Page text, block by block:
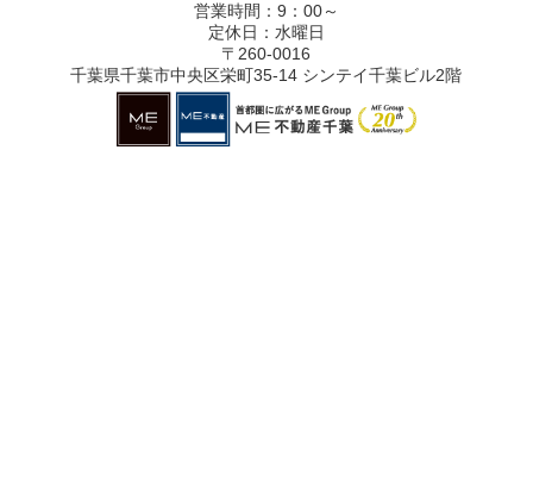
営業時間：9：00～
定休日：水曜日
〒260-0016
千葉県千葉市中央区栄町35-14 シンテイ千葉ビル2階